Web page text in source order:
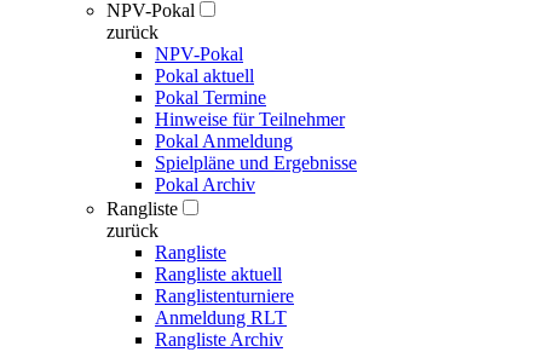
NPV-Pokal
zurück
NPV-Pokal
Pokal aktuell
Pokal Termine
Hinweise für Teilnehmer
Pokal Anmeldung
Spielpläne und Ergebnisse
Pokal Archiv
Rangliste
zurück
Rangliste
Rangliste aktuell
Ranglistenturniere
Anmeldung RLT
Rangliste Archiv